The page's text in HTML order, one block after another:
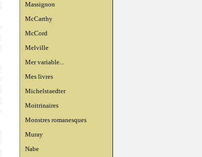
Massignon
McCarthy
McCord
Melville
Mer variable...
Mes livres
Michelstaedter
Moitrinaires
Monstres romanesques
Muray
Nabe